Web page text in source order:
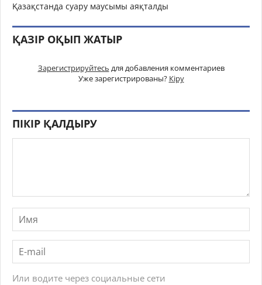
Қазақстанда суару маусымы аяқталды
ҚАЗІР ОҚЫП ЖАТЫР
Зарегистрируйтесь для добавления комментариев
Уже зарегистрированы? Кіру
ПІКІР ҚАЛДЫРУ
Или водите через социальные сети